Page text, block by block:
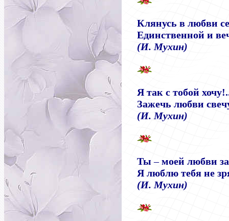
Клянусь в любви
Единственной и
(И. Мухин)
Я так с тобой
Зажечь любви
(И. Мухин)
Ты–моей любви
Я люблю тебя не
(И. Мухин)